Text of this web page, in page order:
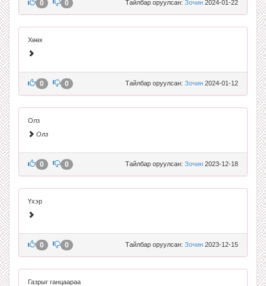
Тайлбар оруулсан: Зочин 2024-01-22
0 0
Хөөх
Тайлбар оруулсан: Зочин 2024-01-12
0 0
Олз
Олз
Тайлбар оруулсан: Зочин 2023-12-18
0 0
Үхэр
Тайлбар оруулсан: Зочин 2023-12-15
0 0
Газрыг ганцаараа